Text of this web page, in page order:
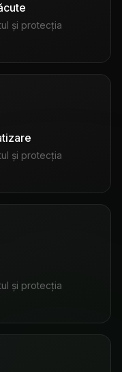
și protecția
și protecția
și protecția